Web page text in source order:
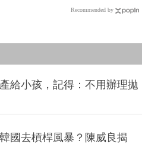
Recommended by
給小孩，記得：不用辦理拋
國去槓桿風暴？陳威良揭